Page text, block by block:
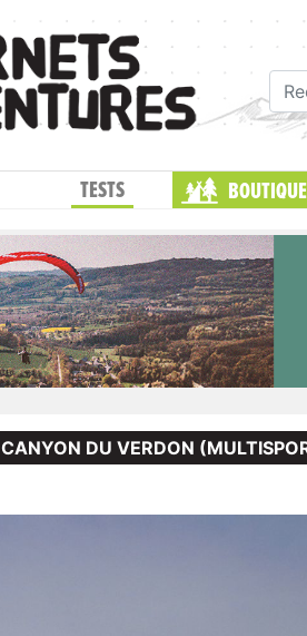
TESTS BOUTIQUE
CANYON DU VERDON